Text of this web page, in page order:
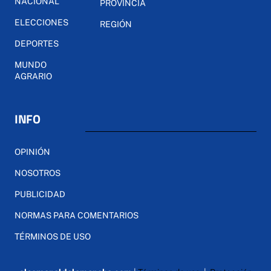
ELECCIONES
DEPORTES
MUNDO
AGRARIO
PROVINCIA
REGIÓN
INFO
OPINIÓN
NOSOTROS
PUBLICIDAD
NORMAS PARA COMENTARIOS
TÉRMINOS DE USO